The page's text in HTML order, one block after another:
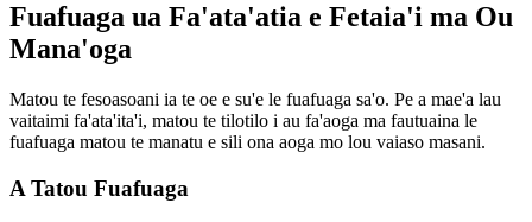
Fuafuaga ua Fa'ata'atia e Fetaia'i ma Ou
Mana'oga
Matou te fesoasoani ia te oe e su'e le fuafuaga sa'o. Pe a mae'a lau
vaitaimi fa'ata'ita'i, matou te tilotilo i au fa'aoga ma fautuaina le
fuafuaga matou te manatu e sili ona aoga mo lou vaiaso masani.
A Tatou Fuafuaga